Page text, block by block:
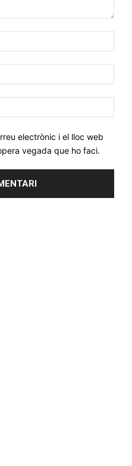
web:
electrònic i el lloc web
vegada que ho faci.